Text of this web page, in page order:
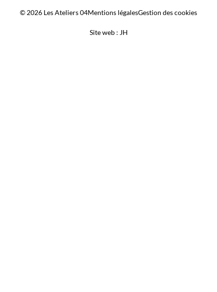
© 2026 Les Ateliers 04Mentions légalesGestion des cookies
Site web : JH